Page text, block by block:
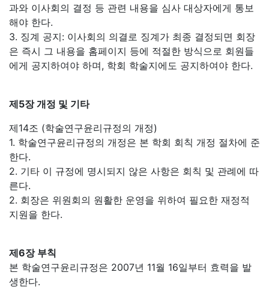
과와 이사회의 결정 등 관련 내용을 심사 대상자에게 통보
해야 한다.
3. 징계 공지: 이사회의 의결로 징계가 최종 결정되면 회장
은 즉시 그 내용을 홈페이지 등에 적절한 방식으로 회원들
에게 공지하여야 하며, 학회 학술지에도 공지하여야 한다.
제5장 개정 및 기타
제14조 (학술연구윤리규정의 개정)
1. 학술연구윤리규정의 개정은 본 학회 회칙 개정 절차에 준
한다.
2. 기타 이 규정에 명시되지 않은 사항은 회칙 및 관례에 따
른다.
2. 회장은 위원회의 원활한 운영을 위하여 필요한 재정적
지원을 한다.
제6장 부칙
본 학술연구윤리규정은 2007년 11월 16일부터 효력을 발
생한다.